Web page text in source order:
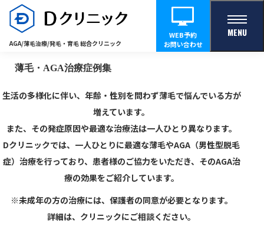
AGA/薄毛治療/発毛・育毛 総合クリニック
WEB予約
お問い合わせ
MENU
治療症例
薄毛・AGA治療症例集
生活の多様化に伴い、年齢・性別を問わず薄毛で悩んでいる方が
増えています。
また、その発症原因や最適な治療法は一人ひとり異なります。
Dクリニックでは、一人ひとりに最適な薄毛やAGA（男性型脱毛
症）治療を行っており、 患者様のご協力をいただき、そのAGA治
療の効果をご紹介しています。
※未成年の方の治療には、保護者の同意が必要となります。
詳細は、クリニックにご相談ください。